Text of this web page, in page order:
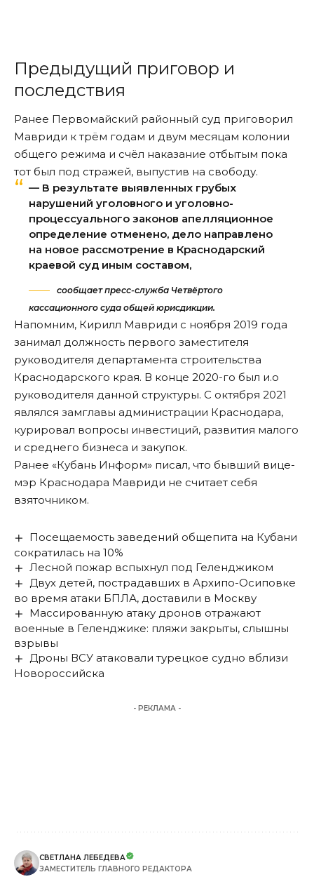
Предыдущий приговор и
последствия
Ранее Первомайский районный суд приговорил
Мавриди к трём годам и двум месяцам колонии
общего режима и счёл наказание отбытым пока
тот был под стражей, выпустив на свободу.
— В результате выявленных грубых
нарушений уголовного и уголовно-
процессуального законов апелляционное
определение отменено, дело направлено
на новое рассмотрение в Краснодарский
краевой суд иным составом,
сообщает пресс-служба Четвёртого
кассационного суда общей юрисдикции.
Напомним, Кирилл Мавриди с ноября 2019 года
занимал должность первого заместителя
руководителя департамента строительства
Краснодарского края. В конце 2020-го был и.о
руководителя данной структуры. С октября 2021
являлся замглавы администрации Краснодара,
курировал вопросы инвестиций, развития малого
и среднего бизнеса и закупок.
Ранее «Кубань Информ» писал, что бывший вице-
мэр Краснодара Мавриди не считает себя
взяточником.
Посещаемость заведений общепита на Кубани
сократилась на 10%
Лесной пожар вспыхнул под Геленджиком
Двух детей, пострадавших в Архипо-Осиповке
во время атаки БПЛА, доставили в Москву
Массированную атаку дронов отражают
военные в Геленджике: пляжи закрыты, слышны
взрывы
Дроны ВСУ атаковали турецкое судно вблизи
Новороссийска
- РЕКЛАМА -
СВЕТЛАНА ЛЕБЕДЕВА
ЗАМЕСТИТЕЛЬ ГЛАВНОГО РЕДАКТОРА